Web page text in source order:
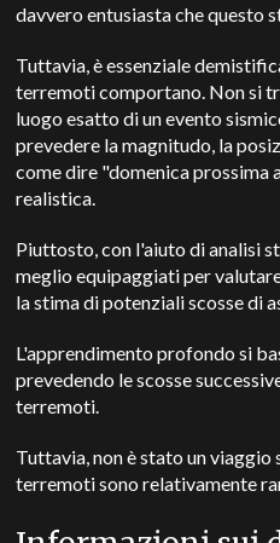
davvero entusiasta che questo
Tuttavia, è essenziale
terremoti comportano. Non si
luogo esatto di un evento
prevedere la magnitudo, la
come dire "domenica prossima
realistica.
Piuttosto, con l'aiuto di analisi
meglio equipaggiati per
la stima di potenziali scosse di
L'apprendimento profondo si
prevedendo le scosse
terremoti.
Tuttavia, non è stato un viaggio
terremoti sono relativamente